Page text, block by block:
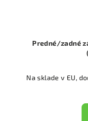
Predné/zadné
Na sklade v EU,